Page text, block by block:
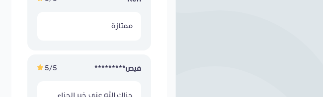
ممتازة
فيص********* 5/5